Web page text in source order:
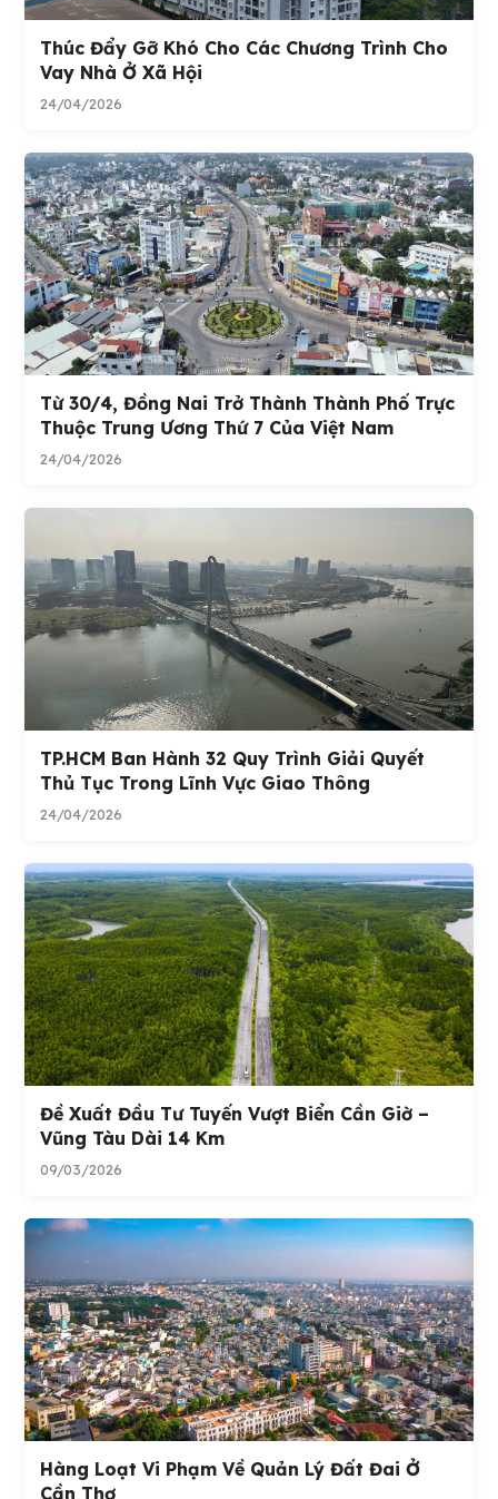
Thúc Đẩy Gỡ Khó Cho Các Chương Trình Cho
Vay Nhà Ở Xã Hội
24/04/2026
Từ 30/4, Đồng Nai Trở Thành Thành Phố Trực
Thuộc Trung Ương Thứ 7 Của Việt Nam
24/04/2026
TP.HCM Ban Hành 32 Quy Trình Giải Quyết
Thủ Tục Trong Lĩnh Vực Giao Thông
24/04/2026
Đề Xuất Đầu Tư Tuyến Vượt Biển Cần Giờ –
Vũng Tàu Dài 14 Km
09/03/2026
Hàng Loạt Vi Phạm Về Quản Lý Đất Đai Ở
Cần Thơ